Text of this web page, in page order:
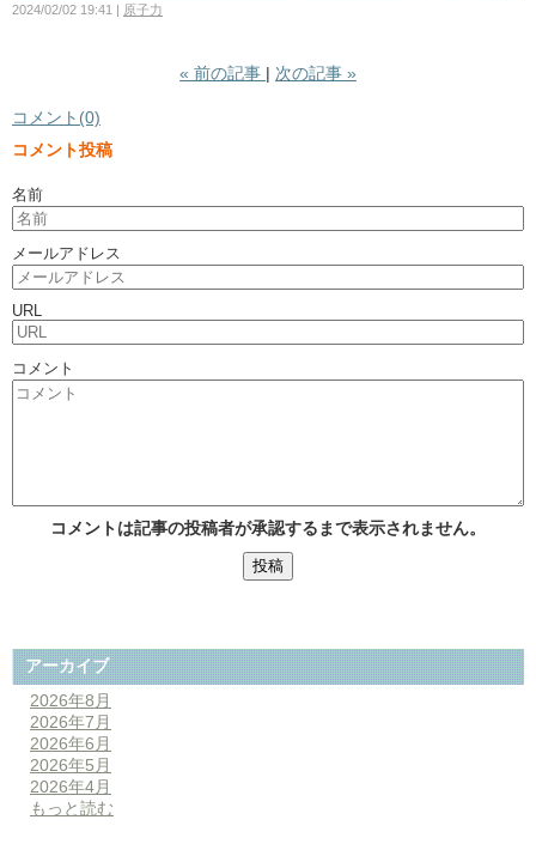
2024/02/02 19:41 原子力
« 前の記事 次の記事 »
コメント(0)
コメント投稿
名前
メールアドレス
URL
コメント
コメントは記事の投稿者が承認するまで表示されません。
アーカイブ
2026年8月
2026年7月
2026年6月
2026年5月
2026年4月
もっと読む